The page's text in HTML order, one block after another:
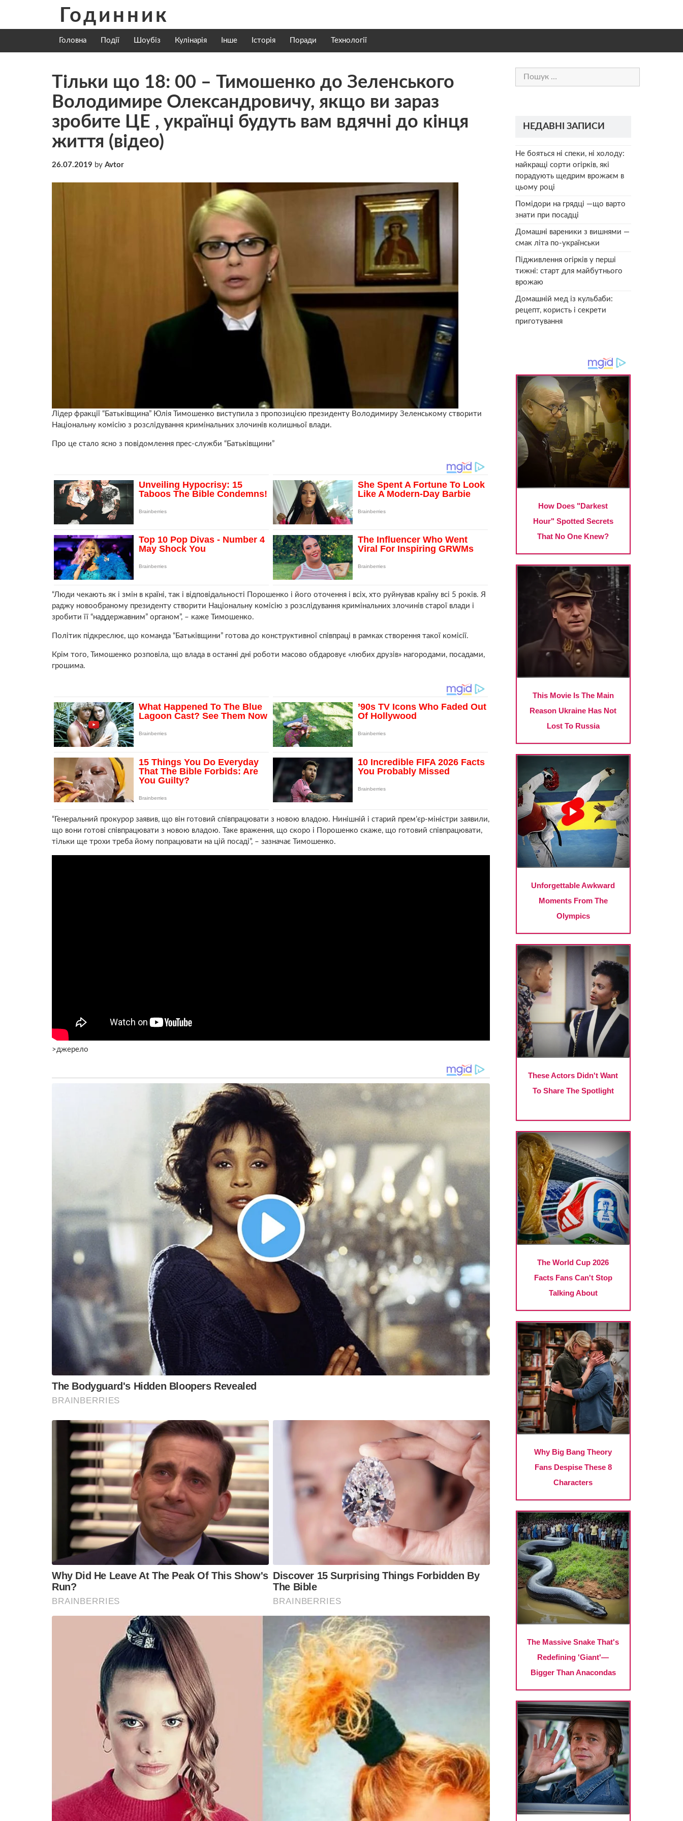
content
Годинник
Головна Події Шоубіз Кулінарія Інше Історія Поради Технології
Тільки що 18: 00 – Тимошенко до Зеленського
Володимире Олександровичу, якщо ви зараз
зробите ЦЕ , українці будуть вам вдячні до кінця
життя (відео)
26.07.2019 by Avtor
Лідер фракції “Батьківщина” Юлія Тимошенко виступила з пропозицією президенту Володимиру Зеленському створити
Національну комісію з розслідування кримінальних злочинів колишньої влади.
Про це стало ясно з повідомлення прес-служби “Батьківщини”
“Люди чекають як і змін в країні, так і відповідальності Порошенко і його оточення і всіх, хто руйнував країну всі 5 років. Я
раджу новообраному президенту створити Національну комісію з розслідування кримінальних злочинів старої влади і
зробити її “наддержавним” органом”, – каже Тимошенко.
Політик підкреслює, що команда “Батьківщини” готова до конструктивної співпраці в рамках створення такої комісії.
Крім того, Тимошенко розповіла, що влада в останні дні роботи масово обдаровує «любих друзів» нагородами, посадами,
грошима.
“Генеральний прокурор заявив, що він готовий співпрацювати з новою владою. Нинішній і старий прем’єр-міністри заявили,
що вони готові співпрацювати з новою владою. Таке враження, що скоро і Порошенко скаже, що готовий співпрацювати,
тільки ще трохи треба йому попрацювати на цій посаді”, – зазначає Тимошенко.
>джерело
Пошук:
НЕДАВНІ ЗАПИСИ
Не бояться ні спеки, ні холоду:
найкращі сорти огірків, які
порадують щедрим врожаєм в
цьому році
Помідори на грядці —що варто
знати при посадці
Домашні вареники з вишнями —
смак літа по-українськи
Підживлення огірків у перші
тижні: старт для майбутнього
врожаю
Домашній мед із кульбаби:
рецепт, користь і секрети
приготування